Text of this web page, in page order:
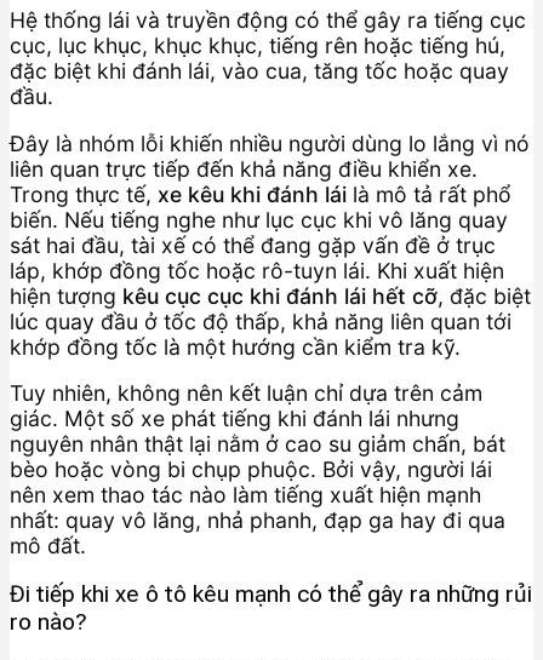
Hệ thống lái và truyền động có thể gây ra tiếng cục
cục, lục khục, khục khục, tiếng rên hoặc tiếng hú,
đặc biệt khi đánh lái, vào cua, tăng tốc hoặc quay
đầu.
Đây là nhóm lỗi khiến nhiều người dùng lo lắng vì nó
liên quan trực tiếp đến khả năng điều khiển xe.
Trong thực tế, xe kêu khi đánh lái là mô tả rất phổ
biến. Nếu tiếng nghe như lục cục khi vô lăng quay
sát hai đầu, tài xế có thể đang gặp vấn đề ở trục
láp, khớp đồng tốc hoặc rô-tuyn lái. Khi xuất hiện
hiện tượng kêu cục cục khi đánh lái hết cỡ, đặc biệt
lúc quay đầu ở tốc độ thấp, khả năng liên quan tới
khớp đồng tốc là một hướng cần kiểm tra kỹ.
Tuy nhiên, không nên kết luận chỉ dựa trên cảm
giác. Một số xe phát tiếng khi đánh lái nhưng
nguyên nhân thật lại nằm ở cao su giảm chấn, bát
bèo hoặc vòng bi chụp phuộc. Bởi vậy, người lái
nên xem thao tác nào làm tiếng xuất hiện mạnh
nhất: quay vô lăng, nhả phanh, đạp ga hay đi qua
mô đất.
Đi tiếp khi xe ô tô kêu mạnh có thể gây ra những rủi
ro nào?